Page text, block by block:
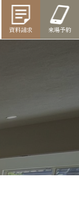
来場予約
資料請求